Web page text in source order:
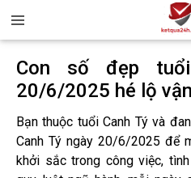
Con số đẹp
20/6/2025 hé lộ
Bạn thuộc tuổi Canh Tý và
Canh Tý ngày 20/6/2025 để
khởi sắc trong công việc,